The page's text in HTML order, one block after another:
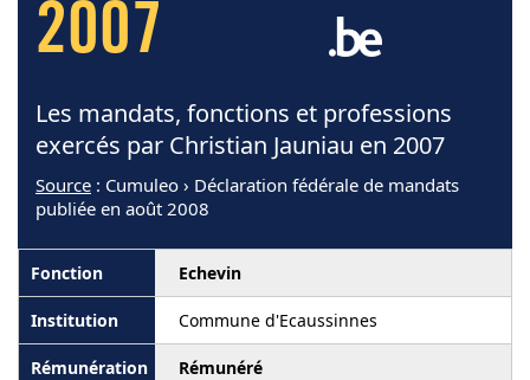
2007
Les mandats, fonctions et professions
exercés par Christian Jauniau en 2007
Source : Cumuleo › Déclaration fédérale de mandats
publiée en août 2008
Echevin
Commune d'Ecaussinnes
Rémunéré